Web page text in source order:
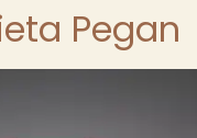
Pegan